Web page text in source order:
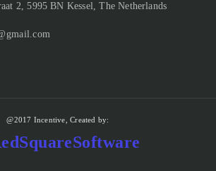
2, 5995 BN Kessel, The Netherlands
@2017 Incentive, Created by: